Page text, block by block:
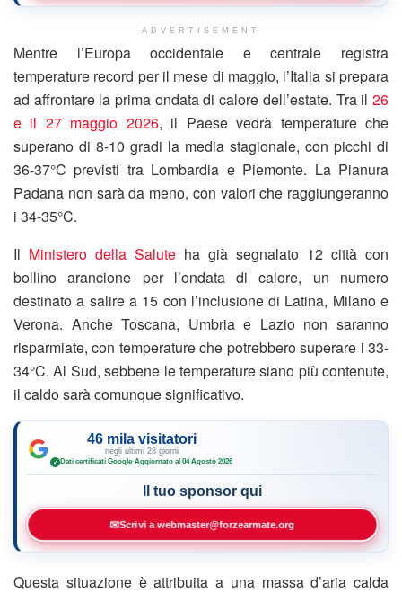
ADVERTISEMENT
Mentre l’Europa occidentale e centrale registra
temperature record per il mese di maggio, l’Italia si prepara
ad affrontare la prima ondata di calore dell’estate. Tra il 26
e il 27 maggio 2026, il Paese vedrà temperature che
superano di 8-10 gradi la media stagionale, con picchi di
36-37°C previsti tra Lombardia e Piemonte. La Pianura
Padana non sarà da meno, con valori che raggiungeranno
i 34-35°C.
Il Ministero della Salute ha già segnalato 12 città con
bollino arancione per l’ondata di calore, un numero
destinato a salire a 15 con l’inclusione di Latina, Milano e
Verona. Anche Toscana, Umbria e Lazio non saranno
risparmiate, con temperature che potrebbero superare i 33-
34°C. Al Sud, sebbene le temperature siano più contenute,
il caldo sarà comunque significativo.
46 mila visitatori
negli ultimi 28 giorni
✓ Dati certificati Google·Aggiornato al 04 Agosto 2026
Il tuo sponsor qui
✉Scrivi a webmaster@forzearmate.org
Questa situazione è attribuita a una massa d’aria calda